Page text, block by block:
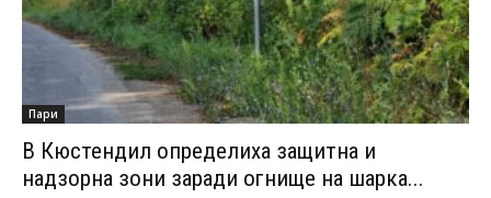
Пари
В Кюстендил определиха защитна и
надзорна зони заради огнище на шарка...